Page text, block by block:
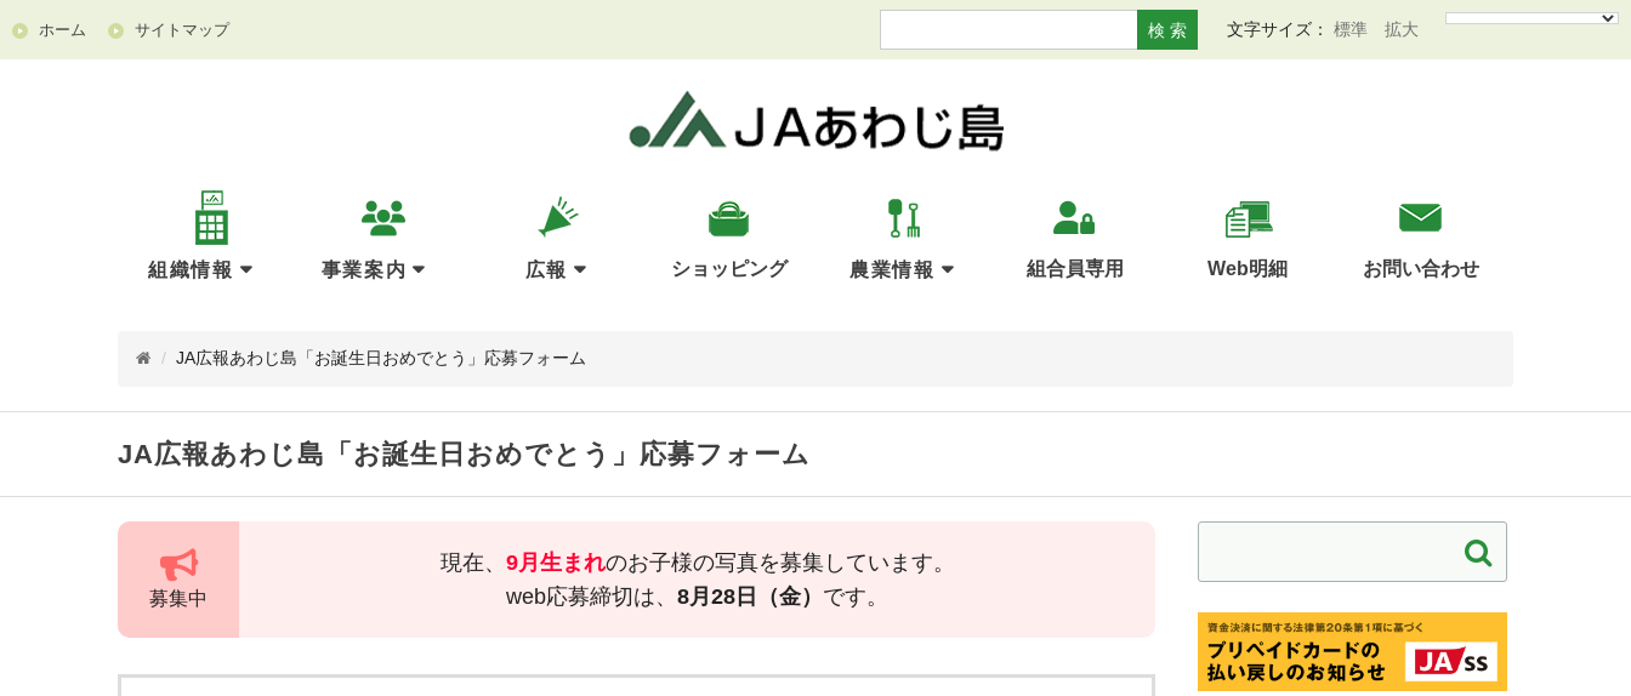
ホーム サイトマップ 検 索 文字サイズ：標準 拡大
組織情報 事業案内 広報 ショッピング 農業情報 組合員専用 Web明細 お問い合わせ
/ JA広報あわじ島「お誕生日おめでとう」応募フォーム
JA広報あわじ島「お誕生日おめでとう」応募フォーム
募集中
現在、 9月生まれのお子様の写真を募集しています。
web応募締切は、 8月28日（金） です。